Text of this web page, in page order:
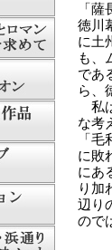
「
徳川
に土
も、
であ
ら、
私
な考
「
に敗
にあ
り加
辺り
ので